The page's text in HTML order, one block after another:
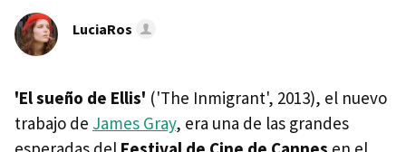
LuciaRos
'El sueño de Ellis' ('The Inmigrant', 2013), el nuevo
trabajo de James Gray, era una de las grandes